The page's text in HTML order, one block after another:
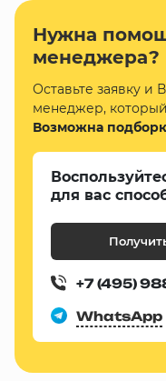
Нужна
менеджера?
Оставьте заявку
менеджер,
Возможна
для вас
+7 (495)
WhatsApp